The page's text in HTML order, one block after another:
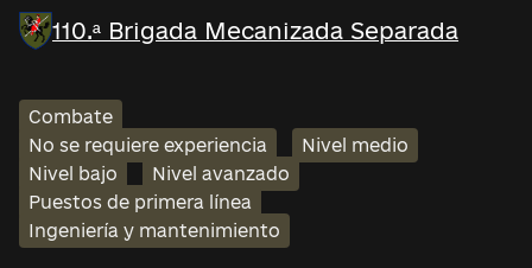
110.ª Brigada Mecanizada Separada
Combate
No se requiere experiencia
Nivel medio
Nivel bajo
Nivel avanzado
Puestos de primera línea
Ingeniería y mantenimiento